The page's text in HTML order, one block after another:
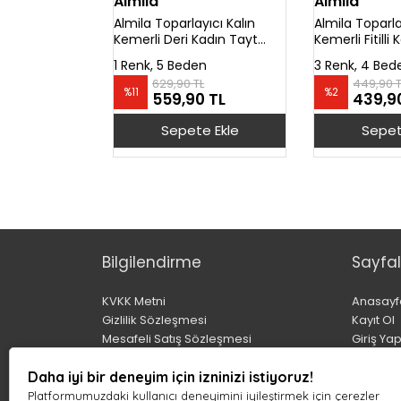
Daha iyi bir deneyim için izninizi istiyoruz!
Platformumuzdaki kullanıcı deneyimini iyileştirmek için çerezler
Almila Toparlayıcı Kalın
Kemerli Deri Kadın Tayt
5014
1 Renk, 5 Beden
%11 629,90 TL
559,90 TL
Sepete Ekle
Almila
Kemerli Fitilli
Tayt 4085
3 Renk, 4
%2 449,90
Bilgilendirme
KVKK Metni
Gizlilik Sözleşmesi
Mesafeli Satış Sözleşmesi
İptal ve İade Koşulları
Çerez Politikası
Kayıt Ol
Giriş Yap